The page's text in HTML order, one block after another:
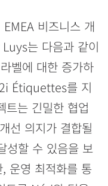
비즈니스 개
는 다음과 같이
벨에 대한 증가하
Étiquettes를 지
트는 긴밀한 협업
선 의지가 결합될
성할 수 있음을 보
운영 최적화를 통